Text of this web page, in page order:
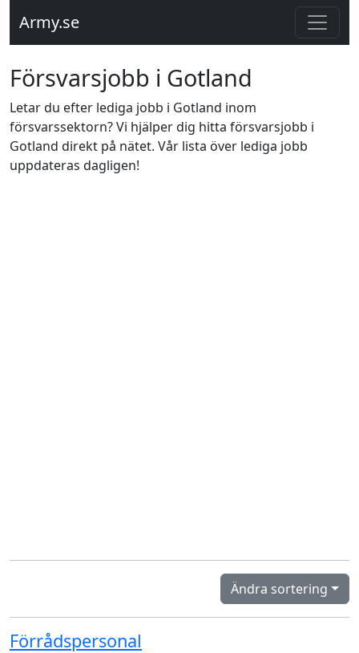
Army.se
Försvarsjobb i Gotland
Letar du efter lediga jobb i Gotland inom
försvarssektorn? Vi hjälper dig hitta försvarsjobb i
Gotland direkt på nätet. Vår lista över lediga jobb
uppdateras dagligen!
Ändra sortering
Förrådspersonal